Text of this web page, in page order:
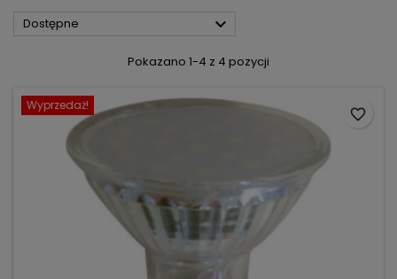
Dostępne 
Pokazano 1-4 z 4 pozycji
Wyprzedaż!
favorite_border